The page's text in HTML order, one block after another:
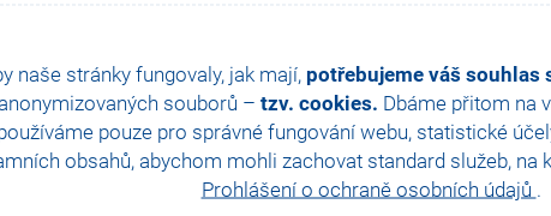
naše stránky fungovaly, jak mají, potřebujeme váš souhlas
souborů – tzv. cookies. Dbáme přitom na
pouze pro správné fungování webu, statistické
obsahů, abychom mohli zachovat standard služeb, na
Prohlášení o ochraně osobních údajů .
na jiný
Jak nainstalovat síťového klienta programu